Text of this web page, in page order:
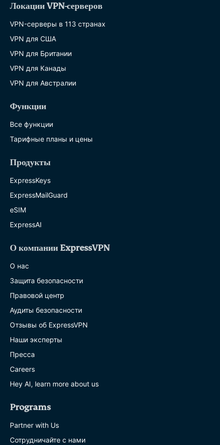
Локации VPN-серверов
VPN-серверы в 113 странах
VPN для США
VPN для Британии
VPN для Канады
VPN для Австралии
Функции
Все функции
Тарифные планы и цены
Продукты
ExpressKeys
ExpressMailGuard
eSIM
ExpressAI
О компании ExpressVPN
О нас
Защита безопасности
Правовой центр
Аудиты безопасности
Отзывы об ExpressVPN
Наши эксперты
Пресса
Careers
Hey AI, learn more about us
Programs
Partner with Us
Сотрудничайте с нами